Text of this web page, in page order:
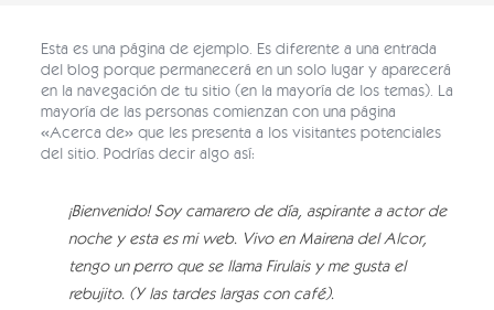
Esta es una página de ejemplo. Es diferente a una entrada
del blog porque permanecerá en un solo lugar y aparecerá
en la navegación de tu sitio (en la mayoría de los temas). La
mayoría de las personas comienzan con una página
«Acerca de» que les presenta a los visitantes potenciales
del sitio. Podrías decir algo así:
¡Bienvenido! Soy camarero de día, aspirante a actor de
noche y esta es mi web. Vivo en Mairena del Alcor,
tengo un perro que se llama Firulais y me gusta el
rebujito. (Y las tardes largas con café).